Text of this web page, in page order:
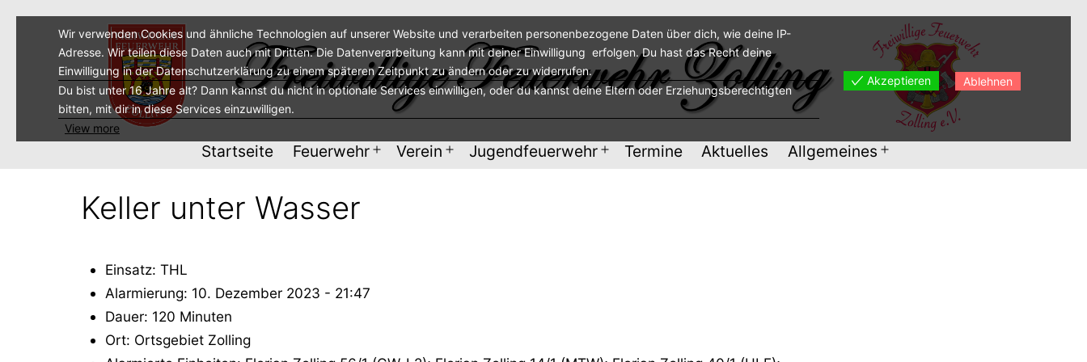
Startseite Feuerwehr MenüVerein MenüJugendfeuerwehr MenüTermine Aktuelles Allgemeines Menü
Keller unter Wasser
Einsatz: THL
Alarmierung: 10. Dezember 2023 - 21:47
Dauer: 120 Minuten
Ort: Ortsgebiet Zolling
Wir verwenden Cookies und ähnliche Technologien auf unserer Website und verarbeiten personenbezogene Daten über dich, wie deine IP-
Adresse. Wir teilen diese Daten auch mit Dritten. Die Datenverarbeitung kann mit deiner Einwilligung erfolgen. Du hast das Recht deine
Einwilligung in der Datenschutzerklärung zu einem späteren Zeitpunkt zu ändern oder zu widerrufen.
Du bist unter 16 Jahre alt? Dann kannst du nicht in optionale Services einwilligen, oder du kannst deine Eltern oder Erziehungsberechtigten
bitten, mit dir in diese Services einzuwilligen.
View more
Akzeptieren Ablehnen